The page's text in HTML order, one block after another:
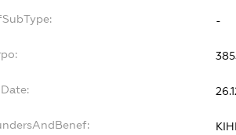
-